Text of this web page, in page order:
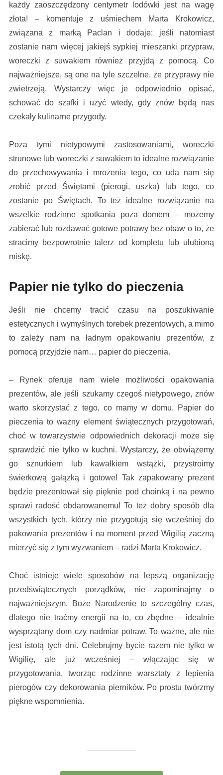
każdy zaoszczędzony centymetr lodówki jest na wagę
złota! – komentuje z uśmiechem Marta Krokowicz,
związana z marką Paclan i dodaje: jeśli natomiast
zostanie nam więcej jakiejś sypkiej mieszanki przypraw,
woreczki z suwakiem również przyjdą z pomocą. Co
najważniejsze, są one na tyle szczelne, że przyprawy nie
zwietrzeją. Wystarczy więc je odpowiednio opisać,
schować do szafki i użyć wtedy, gdy znów będą nas
czekały kulinarne przygody.
Poza tymi nietypowymi zastosowaniami, woreczki
strunowe lub woreczki z suwakiem to idealne rozwiązanie
do przechowywania i mrożenia tego, co uda nam się
zrobić przed Świętami (pierogi, uszka) lub tego, co
zostanie po Świętach. To też idealne rozwiązanie na
wszelkie rodzinne spotkania poza domem – możemy
zabierać lub rozdawać gotowe potrawy bez obaw o to, że
stracimy bezpowrotnie talerz od kompletu lub ulubioną
miskę.
Papier nie tylko do pieczenia
Jeśli nie chcemy tracić czasu na poszukiwanie
estetycznych i wymyślnych torebek prezentowych, a mimo
to zależy nam na ładnym opakowaniu prezentów, z
pomocą przyjdzie nam… papier do pieczenia.
– Rynek oferuje nam wiele możliwości opakowania
prezentów, ale jeśli szukamy czegoś nietypowego, znów
warto skorzystać z tego, co mamy w domu. Papier do
pieczenia to ważny element świątecznych przygotowań,
choć w towarzystwie odpowiednich dekoracji może się
sprawdzić nie tylko w kuchni. Wystarczy, że obwiążemy
go sznurkiem lub kawałkiem wstążki, przystroimy
świerkową gałązką i gotowe! Tak zapakowany prezent
będzie prezentował się pięknie pod choinką i na pewno
sprawi radość obdarowanemu! To też dobry sposób dla
wszystkich tych, którzy nie przygotują się wcześniej do
pakowania prezentów i na moment przed Wigilią zaczną
mierzyć się z tym wyzwaniem – radzi Marta Krokowicz.
Choć istnieje wiele sposobów na lepszą organizację
przedświątecznych porządków, nie zapominajmy o
najważniejszym. Boże Narodzenie to szczególny czas,
dlatego nie traćmy energii na to, co zbędne – idealnie
wysprzątany dom czy nadmiar potraw. To ważne, ale nie
jest istotą tych dni. Celebrujmy bycie razem nie tylko w
Wigilię, ale już wcześniej – włączając się w
przygotowania, tworząc rodzinne warsztaty z lepienia
pierogów czy dekorowania pierników. Po prostu twórzmy
piękne wspomnienia.